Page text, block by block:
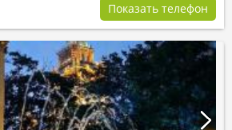
Показать телефон